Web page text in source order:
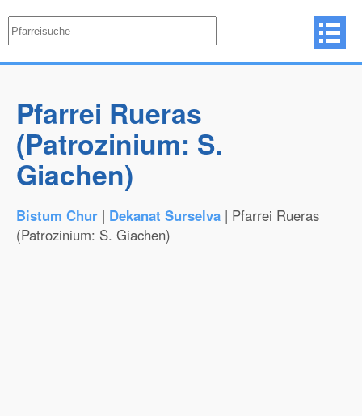
Pfarrei Rueras
(Patrozinium: S.
Giachen)
Bistum Chur | Dekanat Surselva | Pfarrei Rueras
(Patrozinium: S. Giachen)